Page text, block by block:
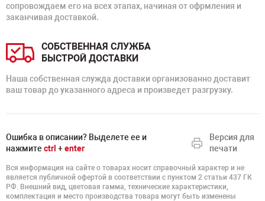
сопровождаем его на всех этапах, начиная от офрмления и
заканчивая доставкой.
СОБСТВЕННАЯ СЛУЖБА
БЫСТРОЙ ДОСТАВКИ
Наша собственная служда доставки организованно доставит
ваш товар до указанного адреса и произведет разгрузку.
Ошибка в описании? Выделете ее и
нажмите ctrl +enter
Версия для
печати
Вся информация на сайте о товарах носит справочный характер и не
является публичной офертой в соответствии с пунктом 2 статьи 437 ГК
РФ. Внешний вид, цветовая гамма, технические характеристики,
комплектация и место производства товара могут быть изменены